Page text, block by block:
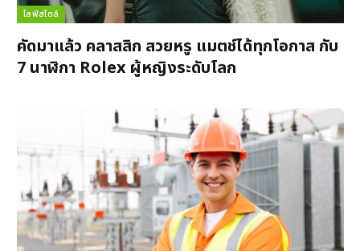
ไลฟ์สไตล์
คัดมาแล้ว คลาสสิก สวยหรู แมตช์ได้ทุกโอกาส กับ
7 นาฬิกา Rolex ผู้หญิงระดับโลก